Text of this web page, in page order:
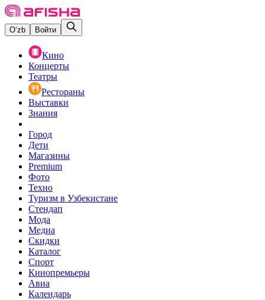
O‘zb Войти
Кино
Концерты
Театры
Рестораны
Выставки
Знания
Город
Дети
Магазины
Premium
Фото
Техно
Туризм в Узбекистане
Стендап
Мода
Медиа
Скидки
Каталог
Спорт
Кинопремьеры
Авиа
Календарь